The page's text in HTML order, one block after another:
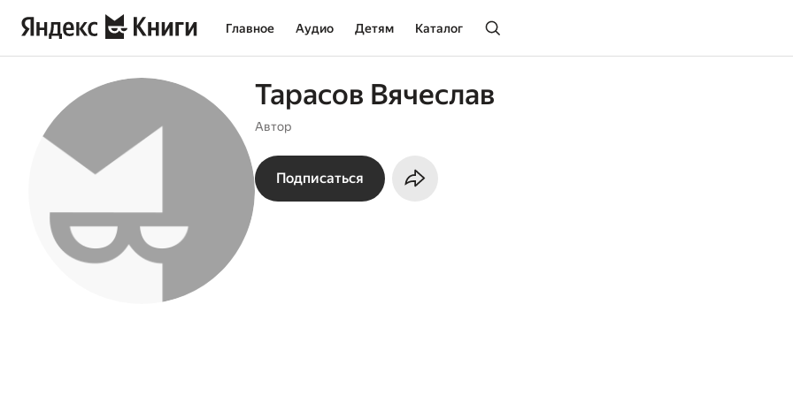
Главное Аудио Детям Каталог
Тарасов Вячеслав
Автор
Подписаться